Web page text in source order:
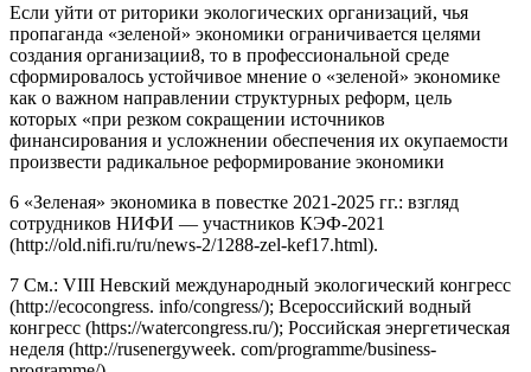
Если уйти от риторики экологических организаций, чья
пропаганда «зеленой» экономики ограничивается целями
создания организации8, то в профессиональной среде
сформировалось устойчивое мнение о «зеленой» экономике
как о важном направлении структурных реформ, цель
которых «при резком сокращении источников
финансирования и усложнении обеспечения их окупаемости
произвести радикальное реформирование экономики
6 «Зеленая» экономика в повестке 2021-2025 гг.: взгляд
сотрудников НИФИ — участников КЭФ-2021
(http://old.nifi.ru/ru/news-2/1288-zel-kef17.html).
7 См.: VIII Невский международный экологический конгресс
(http://ecocongress. info/congress/); Всероссийский водный
конгресс (https://watercongress.ru/); Российская энергетическая
неделя (http://rusenergyweek. com/programme/business-